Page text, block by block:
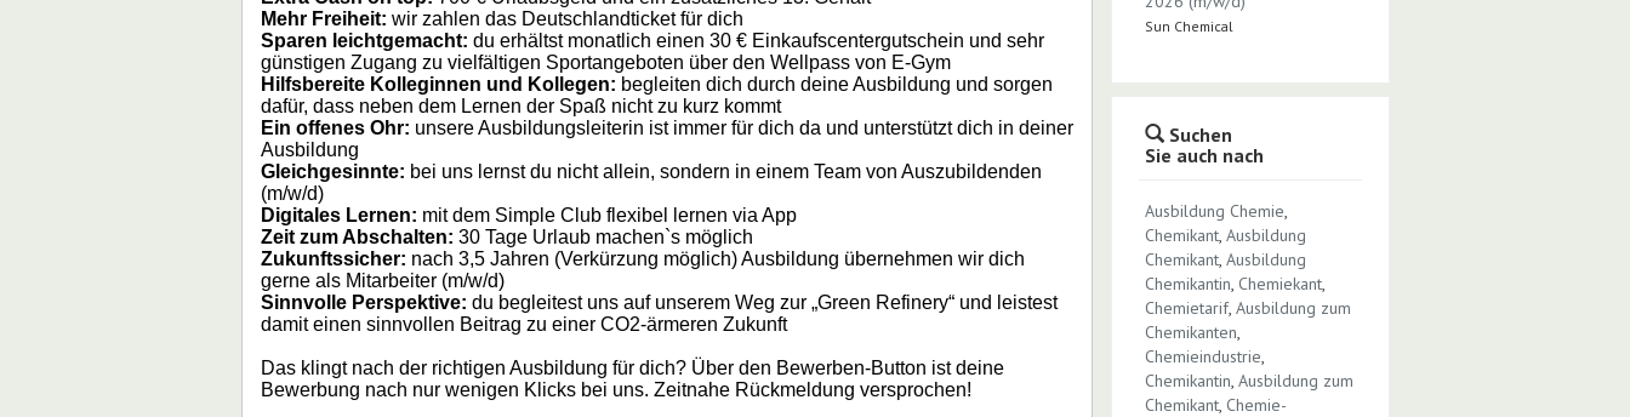
Mehr Freiheit: wir zahlen das Deutschlandticket für dich
Sparen leichtgemacht: du erhältst monatlich einen 30 € Einkaufscentergutschein und sehr
günstigen Zugang zu vielfältigen Sportangeboten über den Wellpass von E-Gym
Hilfsbereite Kolleginnen und Kollegen: begleiten dich durch deine Ausbildung und sorgen
dafür, dass neben dem Lernen der Spaß nicht zu kurz kommt
Ein offenes Ohr: unsere Ausbildungsleiterin ist immer für dich da und unterstützt dich in deiner
Ausbildung
Gleichgesinnte: bei uns lernst du nicht allein, sondern in einem Team von Auszubildenden
(m/w/d)
Digitales Lernen: mit dem Simple Club flexibel lernen via App
Zeit zum Abschalten: 30 Tage Urlaub machen`s möglich
Zukunftssicher: nach 3,5 Jahren (Verkürzung möglich) Ausbildung übernehmen wir dich
gerne als Mitarbeiter (m/w/d)
Sinnvolle Perspektive: du begleitest uns auf unserem Weg zur „Green Refinery“ und leistest
damit einen sinnvollen Beitrag zu einer CO2-ärmeren Zukunft
Das klingt nach der richtigen Ausbildung für dich? Über den Bewerben-Button ist deine
Bewerbung nach nur wenigen Klicks bei uns. Zeitnahe Rückmeldung versprochen!
Sun Chemical
Suchen
Sie auch nach
Ausbildung Chemie,
Chemikant, Ausbildung
Chemikant, Ausbildung
Chemikantin, Chemiekant,
Chemietarif, Ausbildung zum
Chemikanten,
Chemieindustrie,
Chemikantin, Ausbildung zum
Chemikant, Chemie-